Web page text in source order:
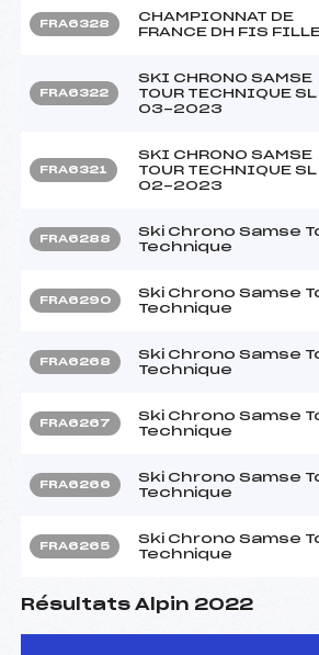
FRA6328
CHAMPIONNAT DE
FRANCE DH FIS
FRA6322
SKI CHRONO SAMSE
TOUR TECHNIQUE
03-2023
FRA6321
SKI CHRONO SAMSE
TOUR TECHNIQUE
02-2023
FRA6288
Ski Chrono Samse
Technique
FRA6290
Ski Chrono Samse
Technique
FRA6268
Ski Chrono Samse
Technique
FRA6267
Ski Chrono Samse
Technique
FRA6266
Ski Chrono Samse
Technique
FRA6265
Ski Chrono Samse
Technique
Résultats Alpin 2022